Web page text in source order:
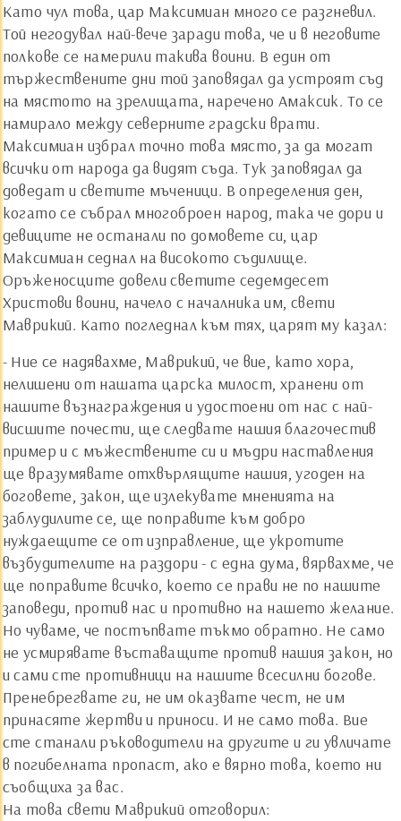
Като чул това, цар Максимиан много се разгневил.
Той негодувал най-вече заради това, че и в неговите
полкове се намерили такива воини. В един от
тържествените дни той заповядал да устроят съд
на мястото на зрелищата, наречено Амаксик. То се
намирало между северните градски врати.
Максимиан избрал точно това място, за да могат
всички от народа да видят съда. Тук заповядал да
доведат и светите мъченици. В определения ден,
когато се събрал многоброен народ, така че дори и
девиците не останали по домовете си, цар
Максимиан седнал на високото съдилище.
Оръженосците довели светите седемдесет
Христови воини, начело с началника им, свети
Маврикий. Като погледнал към тях, царят му казал:
- Ние се надявахме, Маврикий, че вие, като хора,
нелишени от нашата царска милост, хранени от
нашите възнаграждения и удостоени от нас с най-
висшите почести, ще следвате нашия благочестив
пример и с мъжествените си и мъдри наставления
ще вразумявате отхвърлящите нашия, угоден на
боговете, закон, ще излекувате мненията на
заблудилите се, ще поправите към добро
нуждаещите се от изправление, ще укротите
възбудителите на раздори - с една дума, вярвахме, че
ще поправите всичко, което се прави не по нашите
заповеди, против нас и противно на нашето желание.
Но чуваме, че постъпвате тъкмо обратно. Не само
не усмирявате въставащите против нашия закон, но
и сами сте противници на нашите всесилни богове.
Пренебрегвате ги, не им оказвате чест, не им
принасяте жертви и приноси. И не само това. Вие
сте станали ръководители на другите и ги увличате
в погибелната пропаст, ако е вярно това, което ни
съобщиха за вас.
На това свети Маврикий отговорил: